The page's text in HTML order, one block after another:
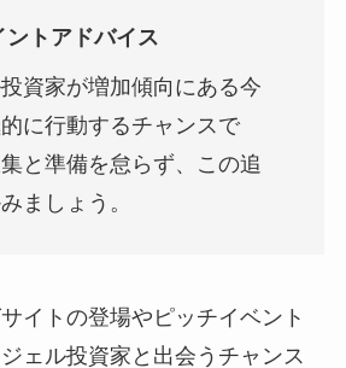
ントアドバイス
資家が増加傾向にある今
に行動するチャンスで
と準備を怠らず、この追
ましょう。
イトの登場やピッチイベント
ェル投資家と出会うチャンス